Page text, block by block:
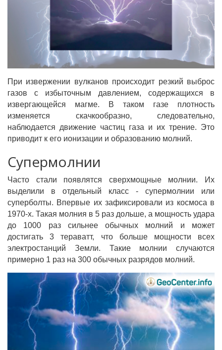
При извержении вулканов происходит резкий выброс
газов с избыточным давлением, содержащихся в
извергающейся магме. В таком газе плотность
изменяется скачкообразно, следовательно,
наблюдается движение частиц газа и их трение. Это
приводит к его ионизации и образованию молний.
Супермолнии
Часто стали появлятся сверхмощные молнии. Их
выделили в отдельный класс - супермолнии или
суперболты. Впервые их зафиксировали из космоса в
1970-х. Такая молния в 5 раз дольше, а мощность удара
до 1000 раз сильнее обычных молний и может
достигать 3 тераватт, что больше мощности всех
электростанций Земли. Такие молнии случаются
примерно 1 раз на 300 обычных разрядов молний.